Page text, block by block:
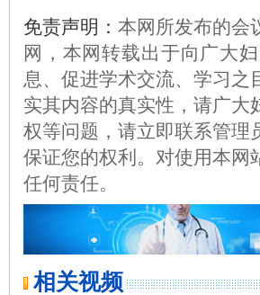
免责声明：本网所发布的会
网，本网转载出于向广大
息、促进学术交流、学习
实其内容的真实性，请广
权等问题，请立即联系管理
保证您的权利。对使用本网
任何责任。
相关视频